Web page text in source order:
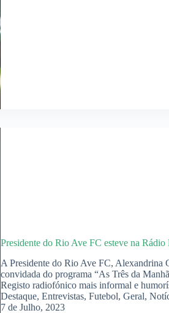
Presidente do Rio Ave FC esteve na Rádio
A Presidente do Rio Ave FC, Alexandrina
convidada do programa “As Três da
Registo radiofónico mais informal e
Destaque,Entrevistas,Futebol,Geral,
7 de Julho, 2023